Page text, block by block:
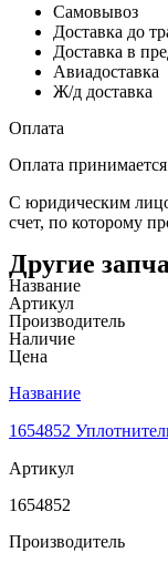
Самовывоз
Доставка до
Доставка в
Авиадоставка
Ж/д доставка
Оплата
Оплата принимается
С юридическим
счет, по которому
Другие
Название
Артикул
Производитель
Наличие
Цена
Название
1654852
Артикул
1654852
Производитель